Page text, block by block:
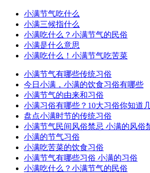
小满节气吃什么
小满三候指什么
小满吃什么？小满节气的民俗
小满是什么意思
小满吃什么！小满节气吃苦菜
小满节气有哪些传统习俗
今日小满，小满的饮食习俗有哪些
小满节气的由来和习俗
小满习俗有哪些？10大习俗你知道
盘点小满时节的传统习俗
小满节气民间风俗禁忌 小满的风俗
小满的节气习俗
小满吃苦菜的饮食习俗
小满节气有哪些习俗 小满的习俗
小满吃什么？小满节气的民俗